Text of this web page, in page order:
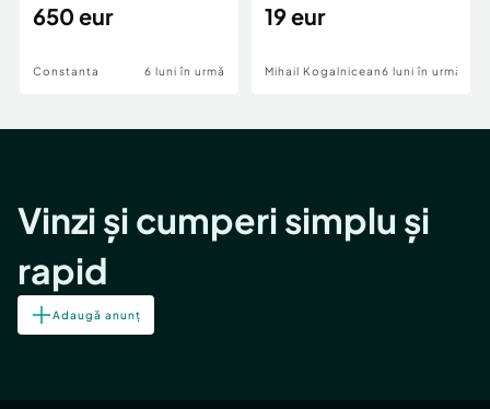
D24 si D25
650 eur
Constanta 6 luni în urmă
deschidere 71 ml la
19 eur
Mihail Kogalniceanu6 luni în urmă
Vinzi și cumperi simplu și
rapid
Adaugă anunț